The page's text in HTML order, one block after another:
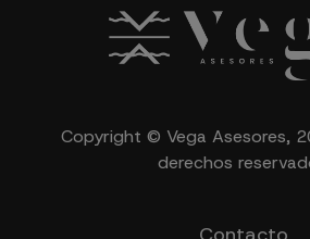
Copyright © Vega Asesores,
derechos